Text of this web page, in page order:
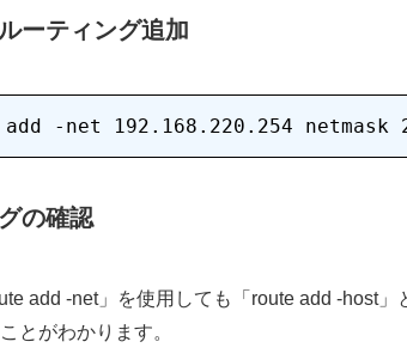
ーティング追加
の確認
add -net」を使用しても「route add -host
とがわかります。